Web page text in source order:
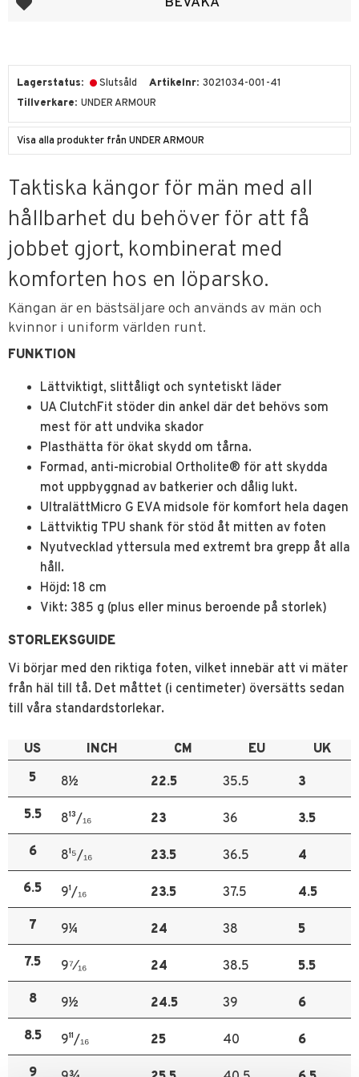
Lagerstatus Slutsåld Artikelnr 3021034-001-41
Tillverkare UNDER ARMOUR
Visa alla produkter från UNDER ARMOUR
Taktiska kängor för män med all
hållbarhet du behöver för att få
jobbet gjort, kombinerat med
komforten hos en löparsko.
Kängan är en bästsäljare och används av män och
kvinnor i uniform världen runt.
FUNKTION
Lättviktigt, slittåligt och syntetiskt läder
UA ClutchFit stöder din ankel där det behövs som
mest för att undvika skador
Plasthätta för ökat skydd om tårna.
Formad, anti-microbial Ortholite® för att skydda
mot uppbyggnad av batkerier och dålig lukt.
UltralättMicro G EVA midsole för komfort hela dagen
Lättviktig TPU shank för stöd åt mitten av foten
Nyutvecklad yttersula med extremt bra grepp åt alla
håll.
Höjd: 18 cm
Vikt: 385 g (plus eller minus beroende på storlek)
STORLEKSGUIDE
Vi börjar med den riktiga foten, vilket innebär att vi mäter
från häl till tå. Det måttet (i centimeter) översätts sedan
till våra standardstorlekar.
US INCH CM EU
UK
5
8½ 22.5 35.5 3
5.5 8¹³/₁₆ 23 36 3.5
6 8¹⁵/₁₆ 23.5 36.5 4
6.5 9¹/₁₆ 23.5 37.5 4.5
7 9¼ 24 38 5
7.5 9⁷⁄₁₆ 24 38.5 5.5
8 9½ 24.5 39 6
8.5 9¹¹/₁₆ 25 40 6
9